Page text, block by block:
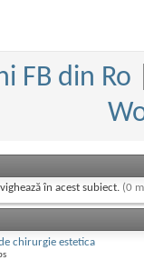
FB din Ro
în acest subiect. (0
chirurgie estetica